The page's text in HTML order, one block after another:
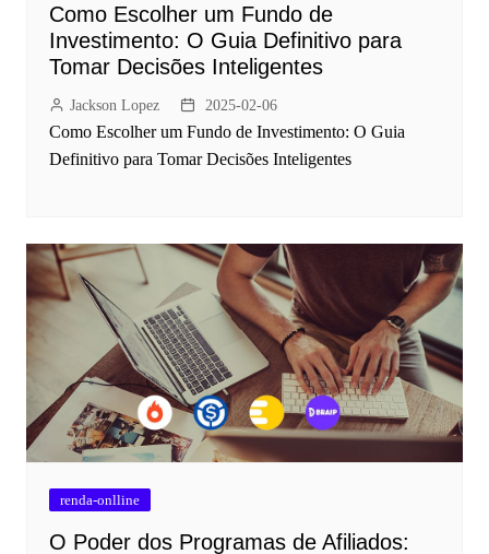
Como Escolher um Fundo de
Investimento: O Guia Definitivo para
Tomar Decisões Inteligentes
Jackson Lopez 2025-02-06
Como Escolher um Fundo de Investimento: O Guia
Definitivo para Tomar Decisões Inteligentes
renda-onlline
O Poder dos Programas de Afiliados: